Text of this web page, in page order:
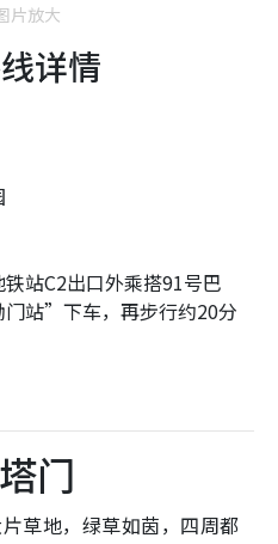
片放大
详情
站C2出口外乘搭91号巴
站”下车，再步行约20分
门
草地，绿草如茵，四周都